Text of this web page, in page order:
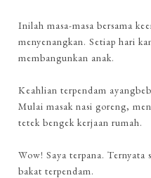
Inilah masa-masa bersama
menyenangkan. Setiap hari
membangunkan anak.
Keahlian terpendam
Mulai masak nasi goreng,
tetek bengek kerjaan rumah.
Wow! Saya terpana. Ternyata
bakat terpendam.